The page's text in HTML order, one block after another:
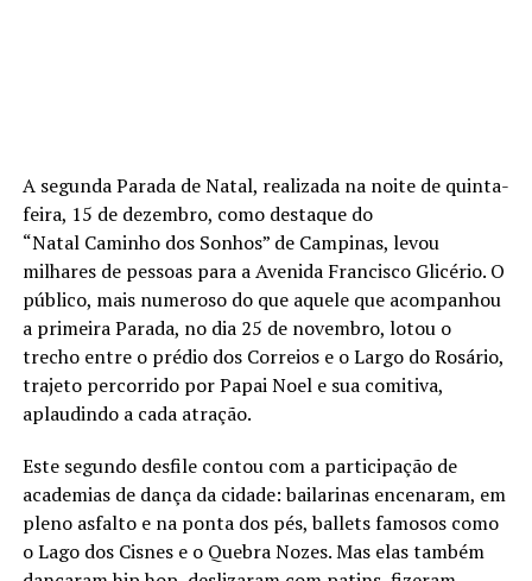
A segunda Parada de Natal, realizada na noite de quinta-
feira, 15 de dezembro, como destaque do
“Natal Caminho dos Sonhos” de Campinas, levou
milhares de pessoas para a Avenida Francisco Glicério. O
público, mais numeroso do que aquele que acompanhou
a primeira Parada, no dia 25 de novembro, lotou o
trecho entre o prédio dos Correios e o Largo do Rosário,
trajeto percorrido por Papai Noel e sua comitiva,
aplaudindo a cada atração.
Este segundo desfile contou com a participação de
academias de dança da cidade: bailarinas encenaram, em
pleno asfalto e na ponta dos pés, ballets famosos como
o Lago dos Cisnes e o Quebra Nozes. Mas elas também